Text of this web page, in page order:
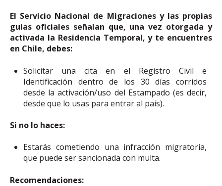
El Servicio Nacional de Migraciones y las propias
guías oficiales señalan que, una vez otorgada y
activada la Residencia Temporal, y te encuentres
en Chile, debes:
Solicitar una cita en el Registro Civil e
Identificación dentro de los 30 días corridos
desde la activación/uso del Estampado (es decir,
desde que lo usas para entrar al país).
Si no lo haces:
Estarás cometiendo una infracción migratoria,
que puede ser sancionada con multa.
Recomendaciones: